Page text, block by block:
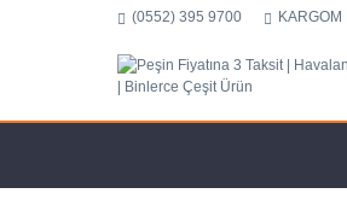
(0552) 395 9700